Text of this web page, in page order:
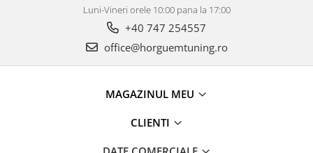
Luni-Vineri orele 10:00 pana la 17:00
+40 747 254557
office@horguemtuning.ro
MAGAZINUL MEU
CLIENTI